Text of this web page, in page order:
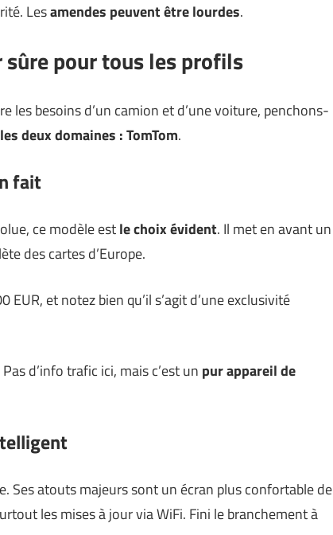
Lesamendes peuvent être lourdes.
sûre pour tous les profils
besoins d’un camion et d’une voiture, penchons-
deux domaines : TomTom.
fait
ce modèle estle choix évident. Il met en avant un
des cartes d’Europe.
EUR, et notez bien qu’il s’agit d’une exclusivité
d’info trafic ici, mais c’est un pur appareil de
Ses atouts majeurs sont un écran plus confortable de
les mises à jour via WiFi. Fini le branchement à